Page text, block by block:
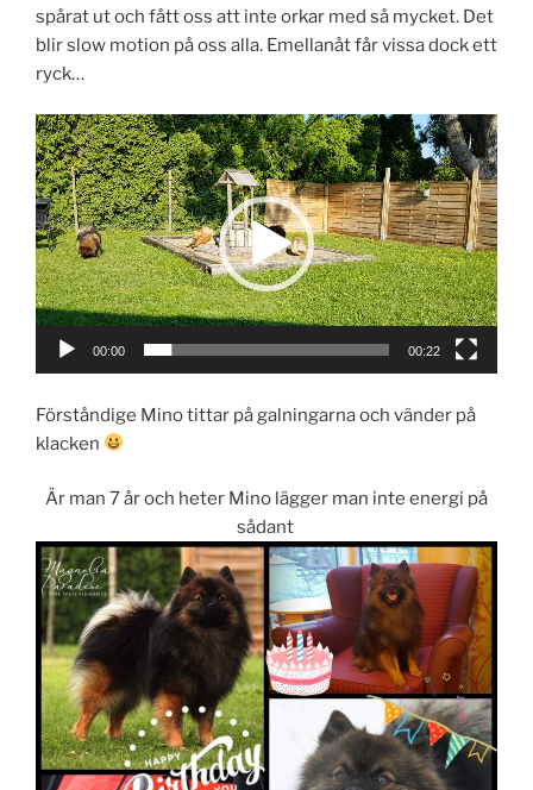
spårat ut och fått oss att inte orkar med så mycket. Det
blir slow motion på oss alla. Emellanåt får vissa dock ett
ryck…
Videospelare
00:00 00:22
Förståndige Mino tittar på galningarna och vänder på
klacken
Är man 7 år och heter Mino lägger man inte energi på
sådant